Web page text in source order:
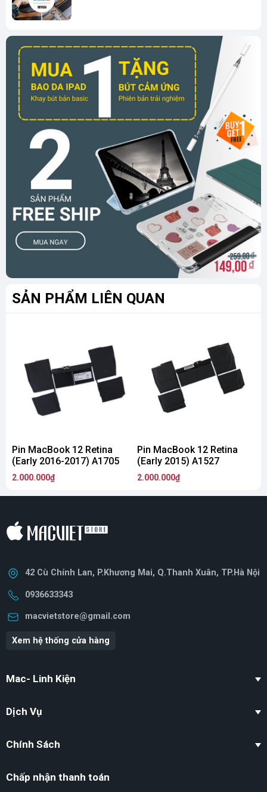
SẢN PHẨM LIÊN QUAN
Pin MacBook 12 Retina
(Early 2016-2017) A1705
2.000.000₫
Pin MacBook 12 Retina
(Early 2015) A1527
2.000.000₫
42 Cù Chính Lan, P.Khương Mai, Q.Thanh Xuân, TP.Hà Nội
0936633343
macvietstore@gmail.com
Xem hệ thống cửa hàng
Mac- Linh Kiện
Dịch Vụ
Chính Sách
Chấp nhận thanh toán